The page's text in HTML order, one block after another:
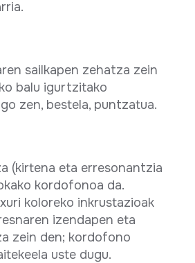
sailkapen zehatza zein
balu igurtzitako
zen, bestela, puntzatua.
(kirtena eta erresonantzia
kordofonoa da.
koloreko inkrustazioak
izendapen eta
zein den; kordofono
uste dugu.